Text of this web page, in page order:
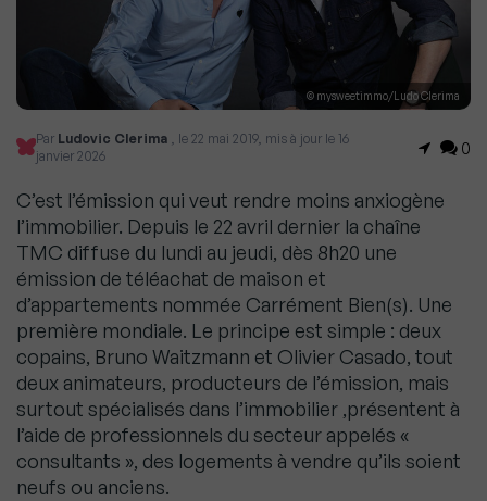
© mysweetimmo/Ludo Clerima
Par Ludovic Clerima , le 22 mai 2019, mis à jour le 16
janvier 2026
0
C’est l’émission qui veut rendre moins anxiogène
l’immobilier. Depuis le 22 avril dernier la chaîne
TMC diffuse du lundi au jeudi, dès 8h20 une
émission de téléachat de maison et
d’appartements nommée Carrément Bien(s). Une
première mondiale. Le principe est simple : deux
copains, Bruno Waitzmann et Olivier Casado, tout
deux animateurs, producteurs de l’émission, mais
surtout spécialisés dans l’immobilier ,présentent à
l’aide de professionnels du secteur appelés «
consultants », des logements à vendre qu’ils soient
neufs ou anciens.